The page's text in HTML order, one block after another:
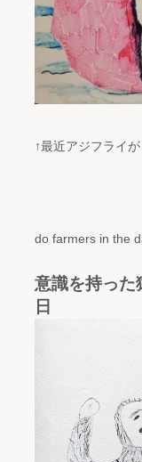
↑最近アジフライ
do farmers in the
意識を持った
日